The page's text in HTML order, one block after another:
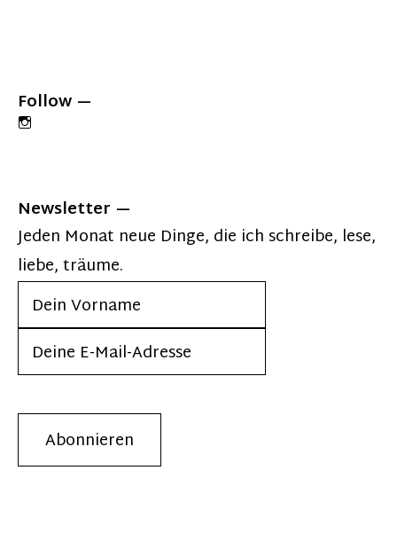
Follow
Newsletter
Jeden Monat neue Dinge, die ich schreibe, lese,
liebe, träume.